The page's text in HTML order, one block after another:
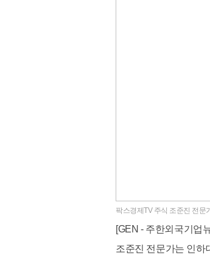
팍스경제TV 주식 조준진 전문
[GEN - 주한외국기업
조준진 전문가는 인하